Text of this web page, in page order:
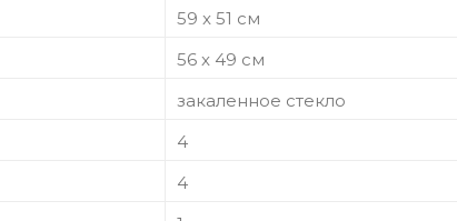
59 x 51 см
56 x 49 см
закаленное стекло
4
4